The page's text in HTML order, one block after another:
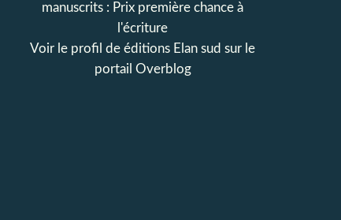
manuscrits : Prix première chance à
l'écriture
Voir le profil de éditions Elan sud sur le
portail Overblog